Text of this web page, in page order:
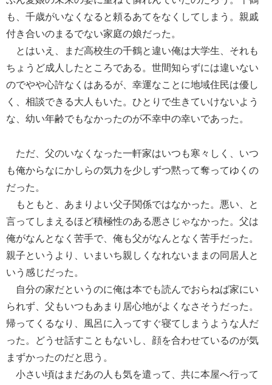
も、千歳がいなくなると頼るあてをなくしてしまう。親戚
付き合いのまるでない家庭の娘だった。
とはいえ、まだ高校生の千鶴と違い俺は大学生、それも
ちょうど成人したところである。世間知らずには違いない
のでやや心許なくはあるが、幸運なことに地域住民は優し
く、相談できる大人もいた。ひとりで生きていけないよう
な、幼い年齢でもなかったのが不幸中の幸いであった。
ただ、父のいなくなった一軒家はいつも寒々しく、いつ
も俺からなにかしらの気力を少しずつ黙って奪ってゆくの
だった。
もともと、あまりよい父子関係ではなかった。悪い、と
言ってしまえるほど積極性のある悪さじゃなかった。父は
俺がなんとなく苦手で、俺も父がなんとなく苦手だった。
親子というより、いまいち親しくなれないままの同居人と
いう感じだった。
自分の家だというのに俺は本でも読んでおらねば家にい
られず、父もいつもあまり居心地がよくなさそうだった。
帰ってくるなり、風呂に入ってすぐ寝てしまうような人だ
った。どうせ話すこともないし、顔を合わせているのが気
まずかったのだと思う。
小さい頃はまだあの人も気を遣って、共に本屋へ行って